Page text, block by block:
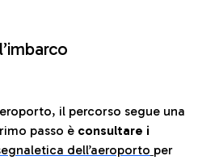
il percorso segue una
passo è consultare i
dell’aeroporto per